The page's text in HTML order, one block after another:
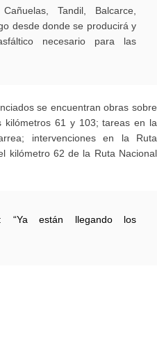
Tandil, Balcarce,
desde donde se producirá y
necesario para las
se encuentran obras sobre
kilómetros 61 y 103; tareas en la
intervenciones en la Ruta
kilómetro 62 de la Ruta Nacional
“Ya están llegando los